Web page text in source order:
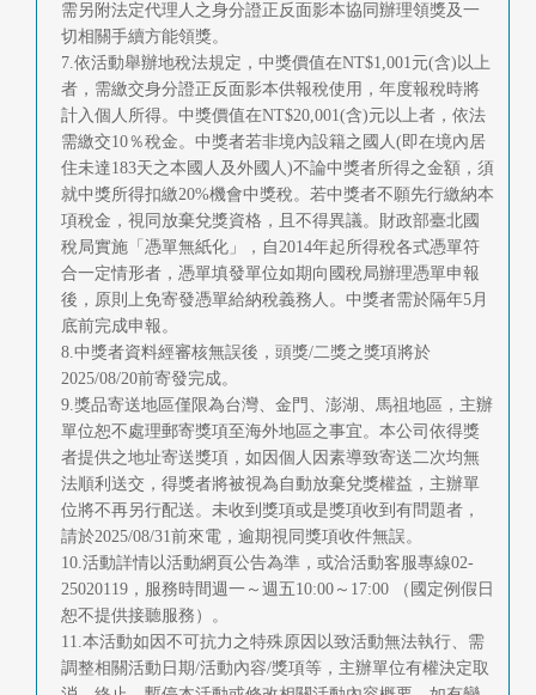
需另附法定代理人之身分證正反面影本協同辦理領獎及一
切相關手續方能領獎。
7.依活動舉辦地稅法規定，中獎價值在NT$1,001元(含)以上
者，需繳交身分證正反面影本供報稅使用，年度報稅時將
計入個人所得。中獎價值在NT$20,001(含)元以上者，依法
需繳交10％稅金。中獎者若非境內設籍之國人(即在境內居
住未達183天之本國人及外國人)不論中獎者所得之金額，須
就中獎所得扣繳20%機會中獎稅。若中獎者不願先行繳納本
項稅金，視同放棄兌獎資格，且不得異議。財政部臺北國
稅局實施「憑單無紙化」，自2014年起所得稅各式憑單符
合一定情形者，憑單填發單位如期向國稅局辦理憑單申報
後，原則上免寄發憑單給納稅義務人。中獎者需於隔年5月
底前完成申報。
8.中獎者資料經審核無誤後，頭獎/二獎之獎項將於
2025/08/20前寄發完成。
9.獎品寄送地區僅限為台灣、金門、澎湖、馬祖地區，主辦
單位恕不處理郵寄獎項至海外地區之事宜。本公司依得獎
者提供之地址寄送獎項，如因個人因素導致寄送二次均無
法順利送交，得獎者將被視為自動放棄兌獎權益，主辦單
位將不再另行配送。未收到獎項或是獎項收到有問題者，
請於2025/08/31前來電，逾期視同獎項收件無誤。
10.活動詳情以活動網頁公告為準，或洽活動客服專線02-
25020119，服務時間週一～週五10:00～17:00 （國定例假日
恕不提供接聽服務）。
11.本活動如因不可抗力之特殊原因以致活動無法執行、需
調整相關活動日期/活動內容/獎項等，主辦單位有權決定取